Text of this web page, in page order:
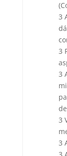
3
3
3
3
3